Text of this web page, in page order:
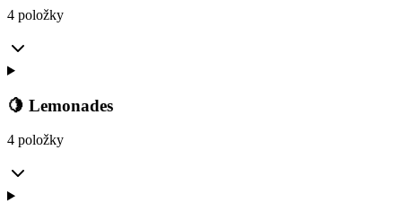
4 položky
🍋 Lemonades
4 položky